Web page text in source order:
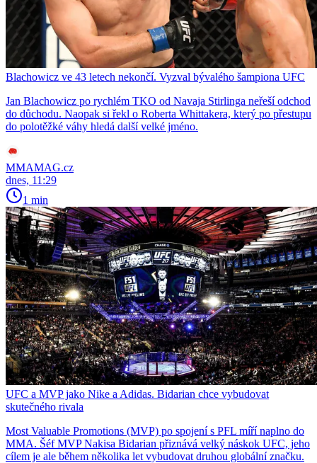
Blachowicz ve 43 letech nekončí. Vyzval bývalého šampiona UFC
Jan Blachowicz po rychlém TKO od Navaja Stirlinga neřeší odchod
do důchodu. Naopak si řekl o Roberta Whittakera, který po přestupu
do polotěžké váhy hledá další velké jméno.
MMAMAG.cz
dnes, 11:29
1 min
UFC a MVP jako Nike a Adidas. Bidarian chce vybudovat
skutečného rivala
Most Valuable Promotions (MVP) po spojení s PFL míří naplno do
MMA. Šéf MVP Nakisa Bidarian přiznává velký náskok UFC, jeho
cílem je ale během několika let vybudovat druhou globální značku.